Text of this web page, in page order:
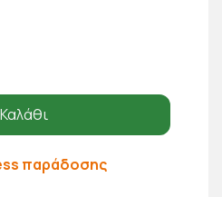
Καλάθι
παράδοσης